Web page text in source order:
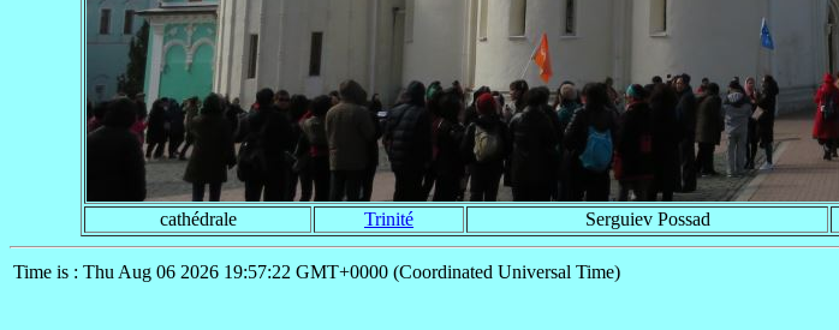
cathédrale Trinité Serguiev Possad
Time is : Thu Aug 06 2026 19:57:22 GMT+0000 (Coordinated Universal Time)